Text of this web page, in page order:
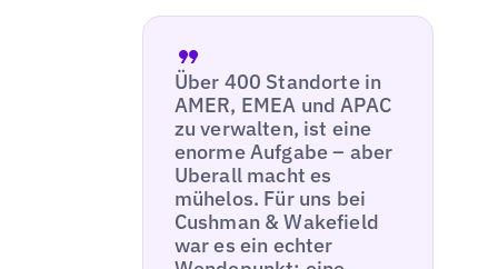
Über 400 Standorte in
AMER, EMEA und APAC
zu verwalten, ist eine
enorme Aufgabe – aber
Uberall macht es
mühelos. Für uns bei
Cushman & Wakefield
war es ein echter